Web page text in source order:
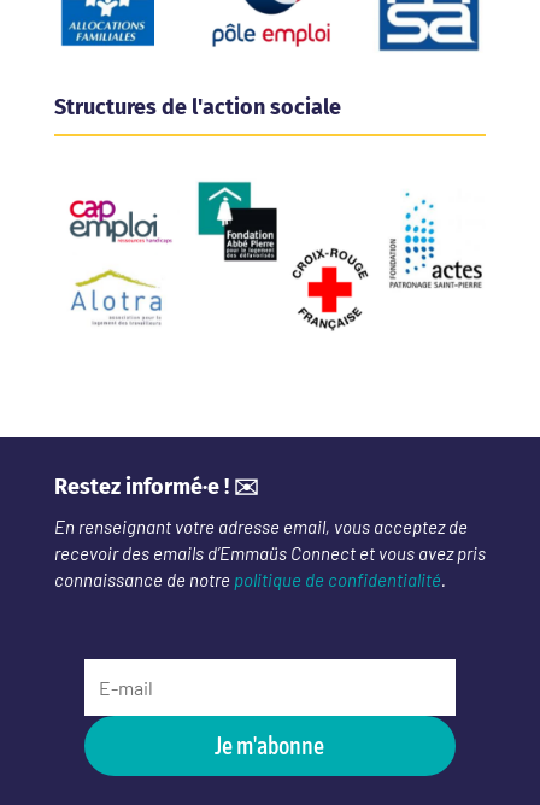
Structures de l'action sociale
Restez informé·e ! ✉️
En renseignant votre adresse email, vous acceptez de
recevoir des emails d’Emmaüs Connect et vous avez pris
connaissance de notre politique de confidentialité.
Je m'abonne